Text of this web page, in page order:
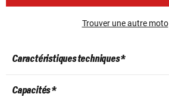
Trouver une autre moto
Caractéristiques techniques *
Capacités *